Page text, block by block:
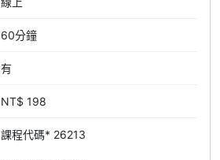
60分鐘
有
NT$ 198
課程代碼* 26213